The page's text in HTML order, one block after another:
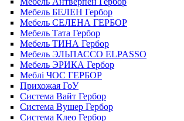
Мебель БЕЛЕН Гербор
Мебель СЕЛЕНА ГЕРБОР
Мебель Тата Гербор
Мебель ТИНА Гербор
Мебель ЭЛЬПАССО ELPASSO
Мебель ЭРИКА Гербор
Меблі ЧОС ГЕРБОР
Прихожая ГоУ
Система Вайт Гербор
Система Вушер Гербор
Система Клео Гербор